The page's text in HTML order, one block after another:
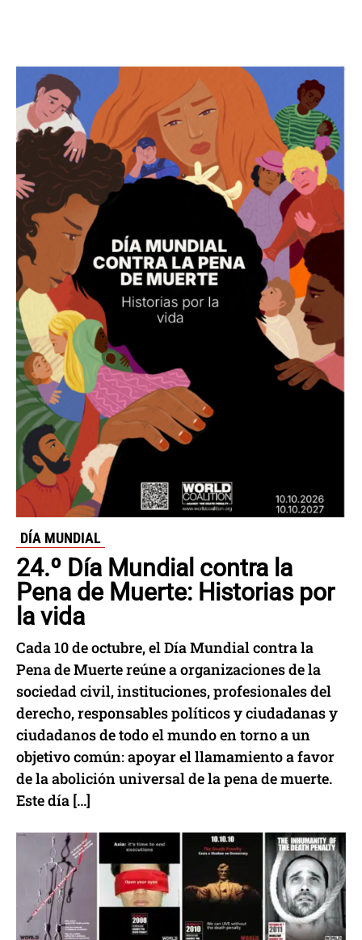
DÍA MUNDIAL
24.º Día Mundial contra la
Pena de Muerte: Historias por
la vida
Cada 10 de octubre, el Día Mundial contra la
Pena de Muerte reúne a organizaciones de la
sociedad civil, instituciones, profesionales del
derecho, responsables políticos y ciudadanas y
ciudadanos de todo el mundo en torno a un
objetivo común: apoyar el llamamiento a favor
de la abolición universal de la pena de muerte.
Este día […]